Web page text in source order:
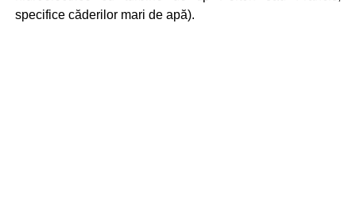
specifice căderilor mari de apă).